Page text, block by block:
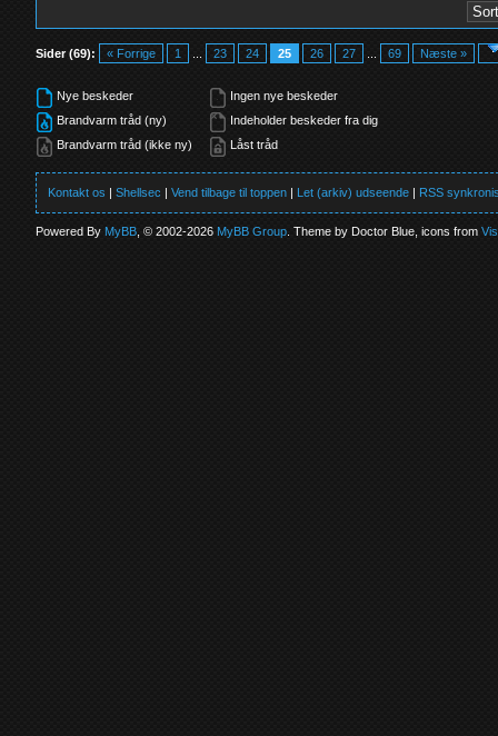
Sider (69): « Forrige 1 23 24 25 26 27 69 Næste »
Nye beskeder
Brandvarm tråd (ny)
Brandvarm tråd (ikke ny)
Ingen nye beskeder
Indeholder beskeder fra dig
Låst tråd
Kontakt os |Shellsec |Vend tilbage til toppen | Let (arkiv) udseende | RSS
Powered ByMyBB , © 2002-2026MyBB Group . Theme by Doctor Blue, icons from